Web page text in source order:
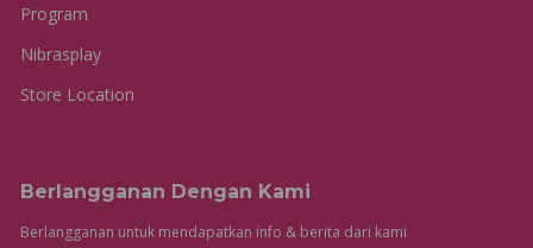
Program
Nibrasplay
Store Location
Berlangganan Dengan Kami
Berlangganan untuk mendapatkan info & berita dari kami